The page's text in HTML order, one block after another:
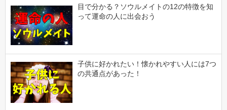
目で分かる？ソウルメイトの12の特徴を知
って運命の人に出会おう
子供に好かれたい！懐かれやすい人には7つ
の共通点があった！